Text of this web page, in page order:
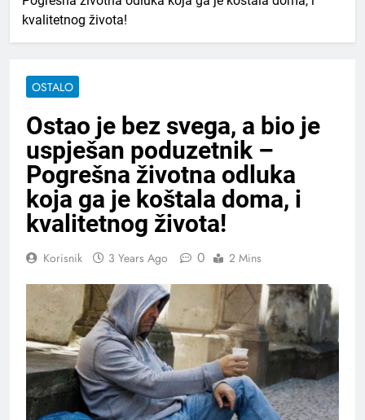
kvalitetnog života!
OSTALO
Ostao je bez svega, a bio je
uspješan poduzetnik –
Pogrešna životna odluka
koja ga je koštala doma, i
kvalitetnog života!
Korisnik 3 Years Ago 0 2 Mins